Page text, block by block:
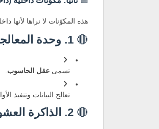
هذه المكوّنات لا نراها لأنها
🔴 1. وحدة المعالجة المركزية (CPU)
تسمى عقل الحاسوب
تعالج البيانات وتنفيذ
🔴 2. الذاكرة العشوائية (RAM)